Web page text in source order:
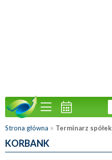
Strona główna » Terminarz spółek
KORBANK